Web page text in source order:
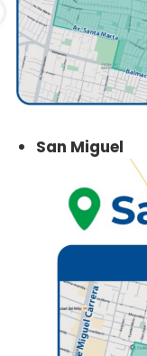
San Miguel